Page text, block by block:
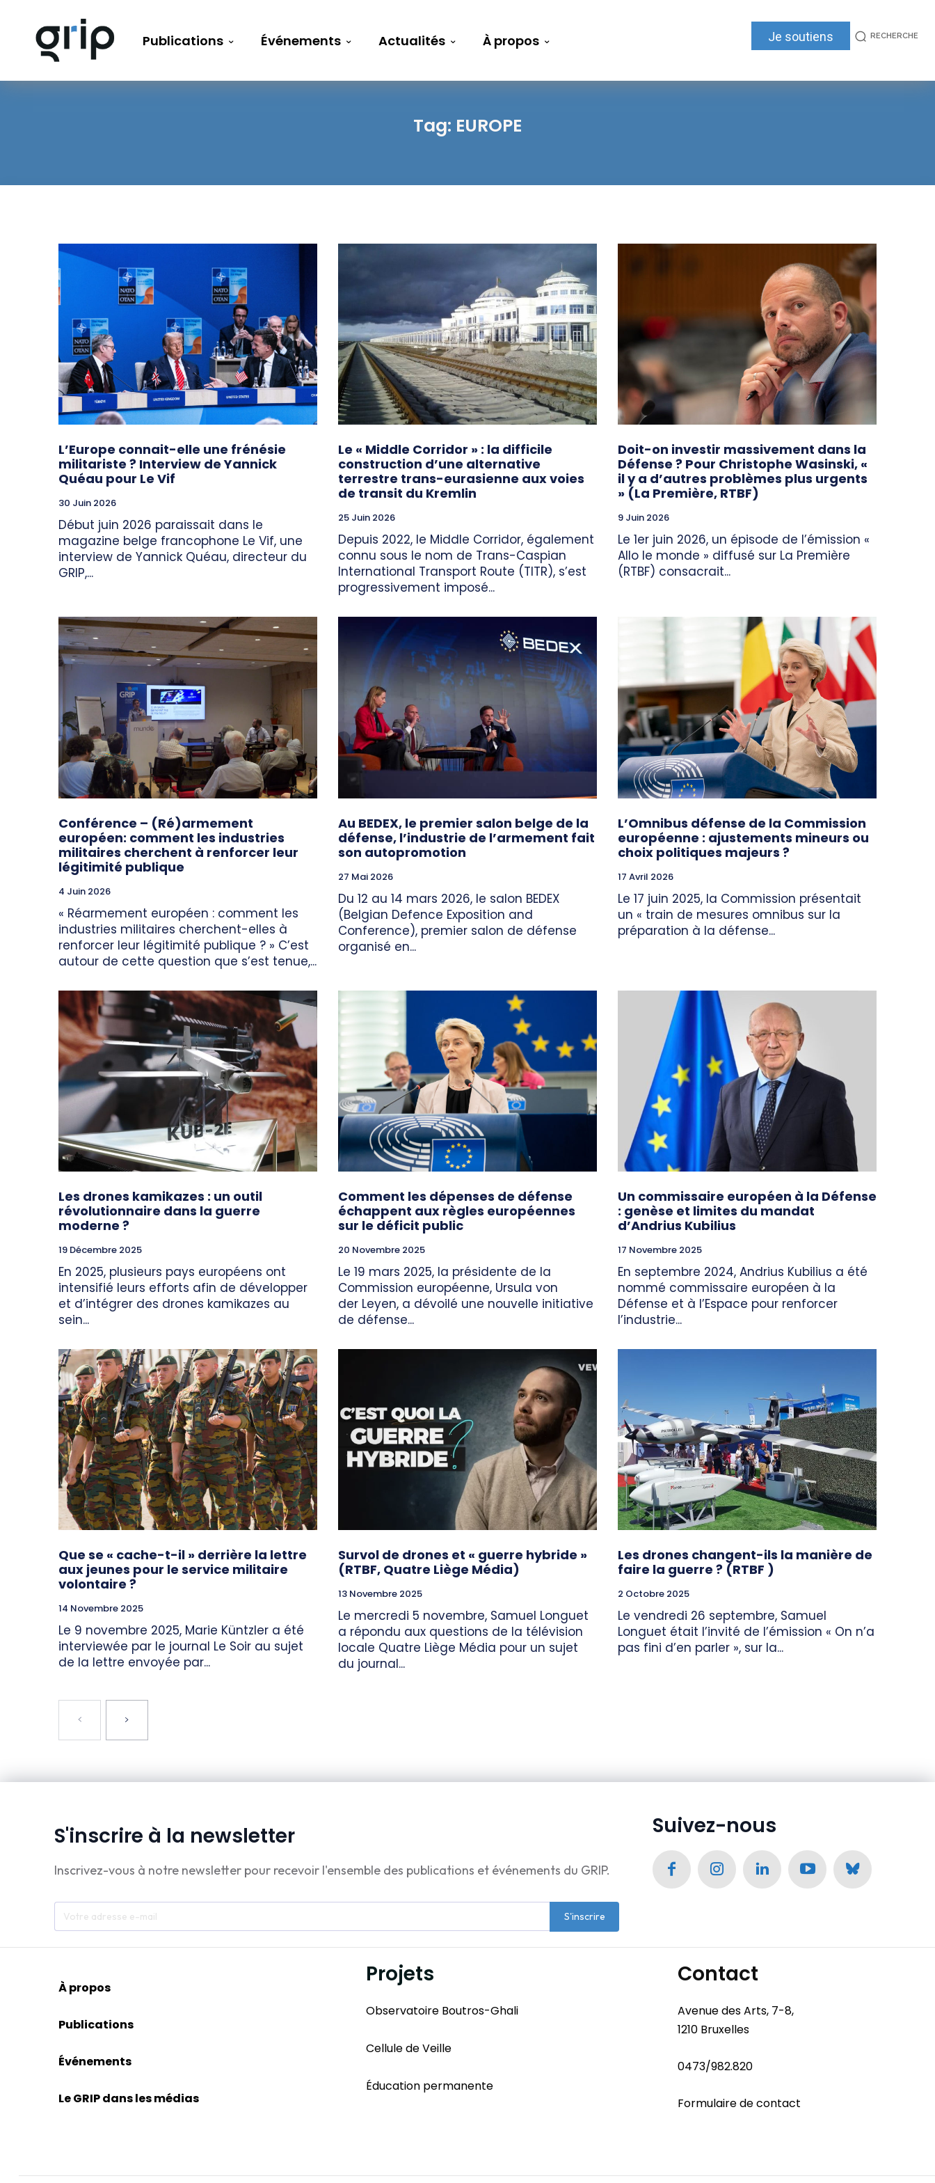
Publications Événements Actualités À propos Je soutiens RECHERCHE
Tag: EUROPE
L’Europe connait-elle une frénésie
militariste ? Interview de Yannick
Quéau pour Le Vif
30 Juin 2026
Début juin 2026 paraissait dans le
magazine belge francophone Le Vif, une
interview de Yannick Quéau, directeur du
GRIP,...
Le « Middle Corridor » : la difficile
construction d’une alternative
terrestre trans-eurasienne aux voies
de transit du Kremlin
25 Juin 2026
Depuis 2022, le Middle Corridor, également
connu sous le nom de Trans-Caspian
International Transport Route (TITR), s’est
progressivement imposé...
Doit-on investir massivement dans la
Défense ? Pour Christophe Wasinski, «
il y a d’autres problèmes plus urgents
» (La Première, RTBF)
9 Juin 2026
Le 1er juin 2026, un épisode de l’émission «
Allo le monde » diffusé sur La Première
(RTBF) consacrait...
Conférence – (Ré)armement
européen: comment les industries
militaires cherchent à renforcer leur
légitimité publique
4 Juin 2026
« Réarmement européen : comment les
industries militaires cherchent-elles à
renforcer leur légitimité publique ? » C’est
autour de cette question que s’est tenue,...
Au BEDEX, le premier salon belge de la
défense, l’industrie de l’armement fait
son autopromotion
27 Mai 2026
Du 12 au 14 mars 2026, le salon BEDEX
(Belgian Defence Exposition and
Conference), premier salon de défense
organisé en...
L’Omnibus défense de la Commission
européenne : ajustements mineurs ou
choix politiques majeurs ?
17 Avril 2026
Le 17 juin 2025, la Commission présentait
un « train de mesures omnibus sur la
préparation à la défense...
Les drones kamikazes : un outil
révolutionnaire dans la guerre
moderne ?
19 Décembre 2025
En 2025, plusieurs pays européens ont
intensifié leurs efforts afin de développer
et d’intégrer des drones kamikazes au
sein...
Comment les dépenses de défense
échappent aux règles européennes
sur le déficit public
20 Novembre 2025
Le 19 mars 2025, la présidente de la
Commission européenne, Ursula von
der Leyen, a dévoilé une nouvelle initiative
de défense...
Un commissaire européen à la Défense
: genèse et limites du mandat
d’Andrius Kubilius
17 Novembre 2025
En septembre 2024, Andrius Kubilius a été
nommé commissaire européen à la
Défense et à l’Espace pour renforcer
l’industrie...
Que se « cache-t-il » derrière la lettre
aux jeunes pour le service militaire
volontaire ?
14 Novembre 2025
Le 9 novembre 2025, Marie Küntzler a été
interviewée par le journal Le Soir au sujet
de la lettre envoyée par...
Survol de drones et « guerre hybride »
(RTBF, Quatre Liège Média)
13 Novembre 2025
Le mercredi 5 novembre, Samuel Longuet
a répondu aux questions de la télévision
locale Quatre Liège Média pour un sujet
du journal...
Les drones changent-ils la manière de
faire la guerre ? (RTBF )
2 Octobre 2025
Le vendredi 26 septembre, Samuel
Longuet était l’invité de l’émission « On n’a
pas fini d’en parler », sur la...
S'inscrire à la newsletter
Inscrivez-vous à notre newsletter pour recevoir l'ensemble des publications et événements du GRIP.
S'inscrire
Suivez-nous
À propos
Publications
Événements
Le GRIP dans les médias
Projets
Observatoire Boutros-Ghali
Cellule de Veille
Éducation permanente
Contact
Avenue des Arts, 7-8,
1210 Bruxelles
0473/982.820
Formulaire de contact